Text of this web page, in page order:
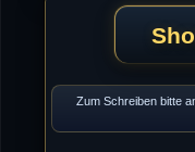
Zum Schreiben bitte